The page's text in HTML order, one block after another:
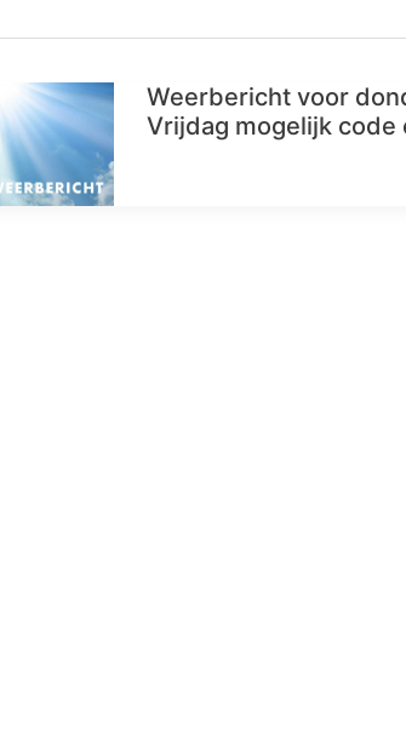
Weerbericht voor
Vrijdag mogelijk code